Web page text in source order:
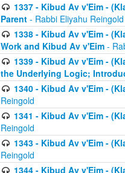
1337 - Kibud Av v'Eim -
Parent - Rabbi Eliyahu Reingold
1338 - Kibud Av v'Eim -
Work and Kibud Av v'Eim -
1339 - Kibud Av v'Eim -
the Underlying Logic;
1340 - Kibud Av v'Eim -
Reingold
1341 - Kibud Av v'Eim -
Reingold
1343 - Kibud Av v'Eim -
Reingold
1344 - Kibud Av v'Eim -